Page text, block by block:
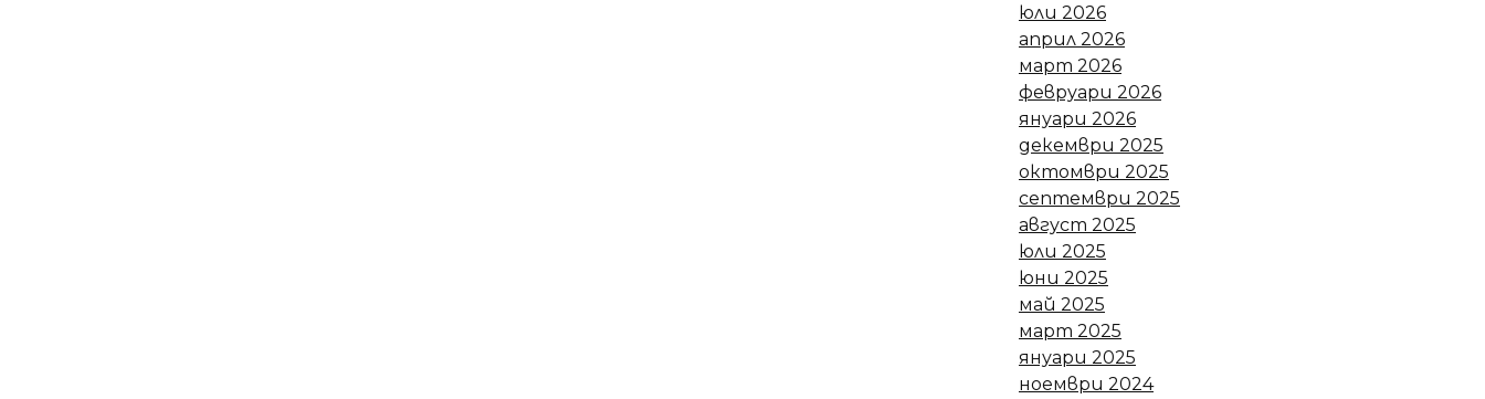
юли 2026
април 2026
март 2026
февруари 2026
януари 2026
декември 2025
октомври 2025
септември 2025
август 2025
юли 2025
юни 2025
май 2025
март 2025
януари 2025
ноември 2024